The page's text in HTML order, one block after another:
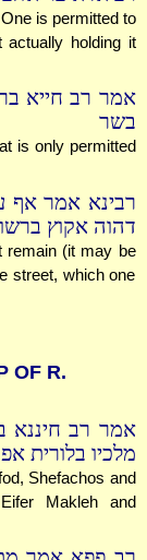
One is permitted to
actually holding it
אמר רב חייא
בשר
is only permitted
רבינא אמר אף
דהוה אקוץ
remain (it may be
street, which one
OF R.
אמר רב חיננא
מלכיו בלורית
Shefachos and
Makleh and